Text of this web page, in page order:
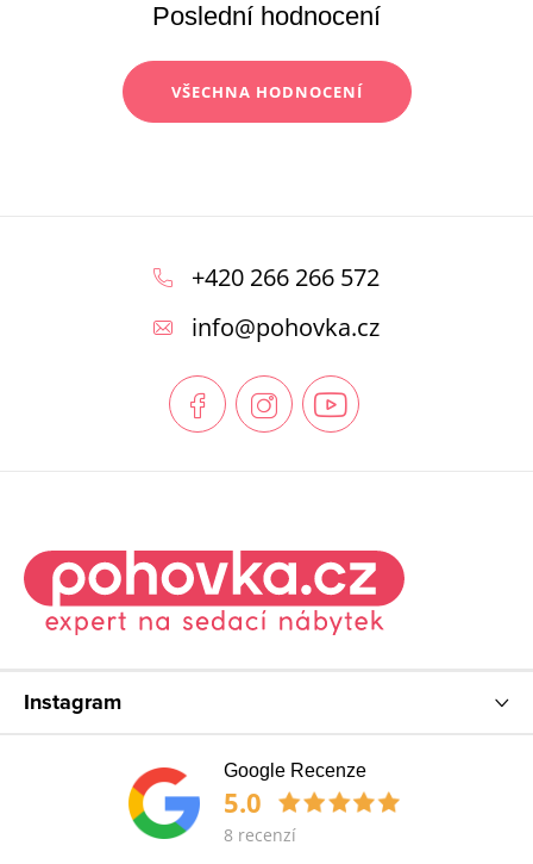
Poslední hodnocení
VŠECHNA HODNOCENÍ
+420 266 266 572
info@pohovka.cz
Instagram
Google Recenze
5.0
8 recenzí